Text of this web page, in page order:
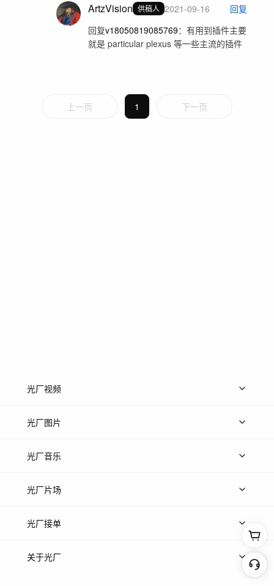
ArtzVision 供稿人 2021-09-16
回复
回复v18050819085769： 有用到插件主要
就是 particular plexus 等一些主流的插件
上一页 1 下一页
光厂视频
上传视频
光厂图片
上传图片
光厂音乐
热门音乐
光厂片场
上传案例
光厂接单
上架服务
关于光厂